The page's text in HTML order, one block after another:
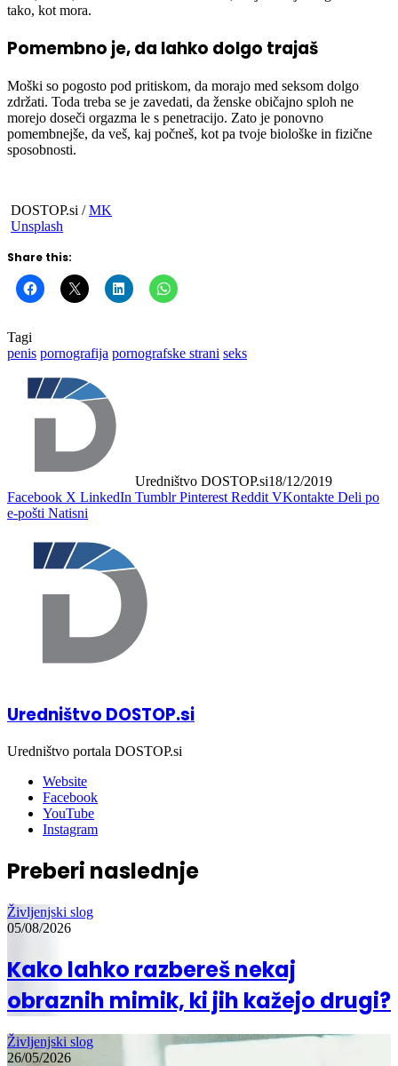
tako, kot mora.
Pomembno je, da lahko dolgo trajaš
Moški so pogosto pod pritiskom, da morajo med seksom dolgo
zdržati. Toda treba se je zavedati, da ženske običajno sploh ne
morejo doseči orgazma le s penetracijo. Zato je ponovno
pomembnejše, da veš, kaj počneš, kot pa tvoje biološke in fizične
sposobnosti.
DOSTOP.si /MK
Unsplash
Share this:
Tagi
penis pornografija pornografske strani seks
Uredništvo DOSTOP.si18/12/2019
Facebook X LinkedIn Tumblr Pinterest Reddit VKontakte Deli po
e-pošti Natisni
Uredništvo DOSTOP.si
Uredništvo portala DOSTOP.si
Website
Facebook
YouTube
Instagram
Preberi naslednje
Življenjski slog
05/08/2026
Kako lahko razbereš nekaj
obraznih mimik, ki jih kažejo drugi?
Življenjski slog
26/05/2026